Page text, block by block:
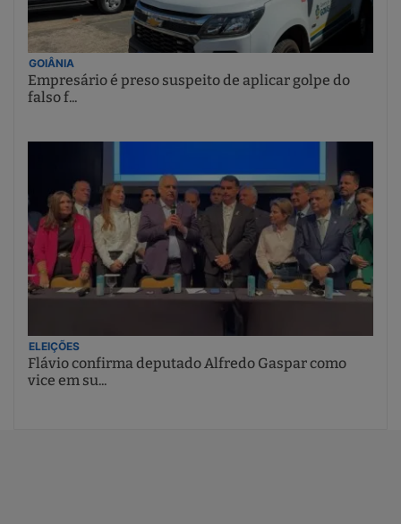
GOIÂNIA
Empresário é preso suspeito de aplicar golpe do
falso f...
ELEIÇÕES
Flávio confirma deputado Alfredo Gaspar como
vice em su...